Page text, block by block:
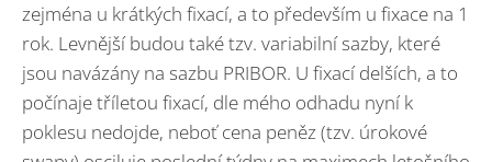
zejména u krátkých fixací, a to především u fixace na 1
rok. Levnější budou také tzv. variabilní sazby, které
jsou navázány na sazbu PRIBOR. U fixací delších, a to
počínaje tříletou fixací, dle mého odhadu nyní k
poklesu nedojde, neboť cena peněz (tzv. úrokové